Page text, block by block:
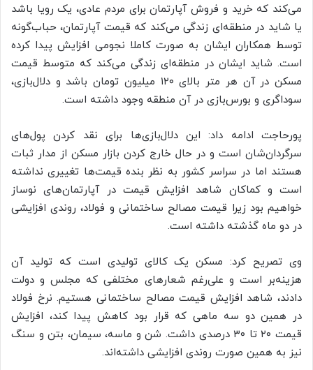
می‌کند که خرید و فروش آپارتمان برای مردم عادی، یک رویا باشد
یا شاید در منطقه‌ای زندگی می‌کند که قیمت آپارتمان، حباب‌گونه
توسط همکاران ایشان به صورت کاملا نجومی افزایش پیدا کرده
است. شاید ایشان در منطقه‌ای زندگی می‌کند که متوسط قیمت
مسکن در آن هر متر بالای ۱۲۰ میلیون تومان باشد و دلال‌بازی،
سوداگری و بورس‌بازی در آن منطقه وجود داشته است.
پورحاجت ادامه داد: این دلال‌بازی‌ها برای نقد کردن پول‌های
سرگردان‌شان است و در حال خارج کردن بازار مسکن از مدار ثبات
هستند اما در سراسر کشور به نظر بنده قیمت‌ها تغییری نداشته
است و کماکان شاهد افزایش قیمت در آپارتمان‌های نوساز
خواهیم بود زیرا قیمت مصالح ساختمانی و فولاد، روندی افزایشی
در دو ماه گذشته داشته است.
وی تصریح کرد: مسکن یک کالای تولیدی است که تولید آن
هزینه‌بر است و علی‌رغم شعارهای مختلفی که مجلس و دولت
دادند، شاهد افزایش قیمت مصالح ساختمانی هستیم. نرخ فولاد
در همین دو سه ماهی که قرار بود کاهش پیدا کند، افزایش
قیمت ۲۰ تا ۳۰ درصدی داشت. شن و ماسه، سیمان، بتن و سنگ
نیز به همین صورت روندی افزایشی داشته‌اند.